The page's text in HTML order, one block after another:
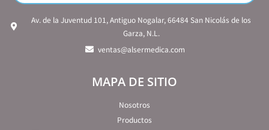
Av. de la Juventud 101, Antiguo Nogalar, 66484 San Nicolás de los
Garza, N.L.
ventas@alsermedica.com
MAPA DE SITIO
Nosotros
Productos